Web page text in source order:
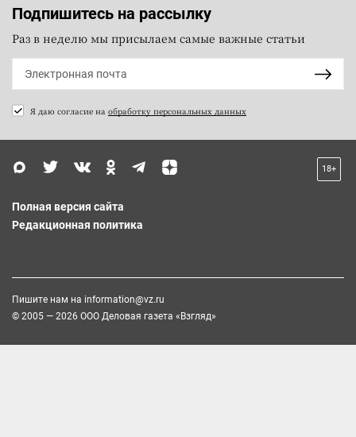
Подпишитесь на рассылку
Раз в неделю мы присылаем самые важные статьи
Я даю согласие на обработку персональных данных
18+
Полная версия сайта
Редакционная политика
Пишите нам на information@vz.ru
© 2005 — 2026 ООО Деловая газета «Взгляд»